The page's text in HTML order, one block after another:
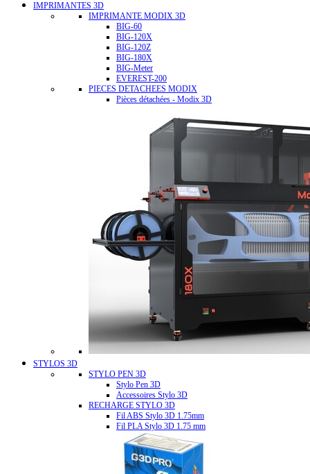
IMPRIMANTES 3D
IMPRIMANTE MODIX 3D
BIG-60
BIG-120X
BIG-120Z
BIG-180X
BIG-Meter
EVEREST-200
PIECES DETACHEES MODIX
Pièces détachées - Modix 3D
STYLOS 3D
STYLO PEN 3D
Stylo Pen 3D
Accessoires Stylo 3D
RECHARGE STYLO 3D
Fil ABS Stylo 3D 1.75mm
Fil PLA Stylo 3D 1.75 mm